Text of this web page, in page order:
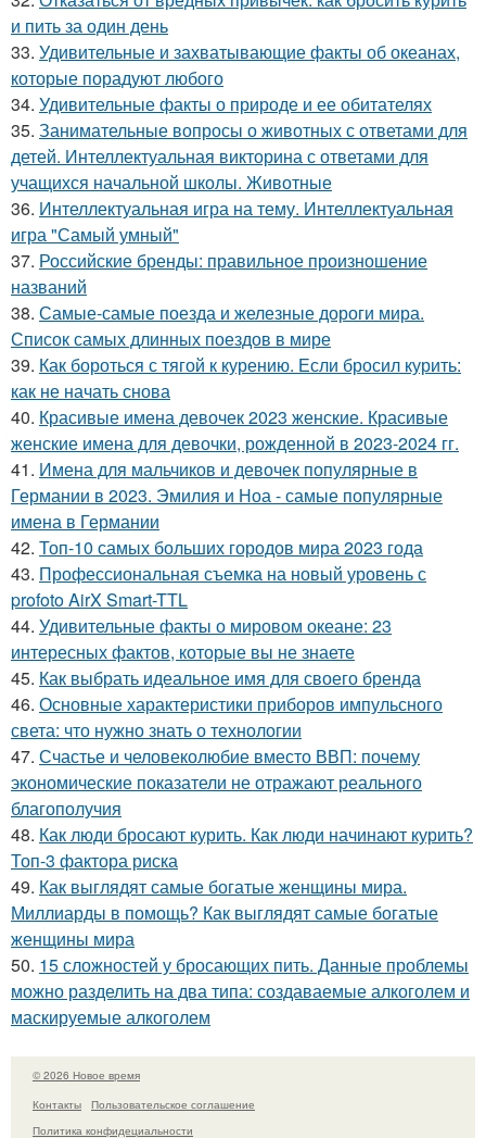
и пить за один день
33. Удивительные и захватывающие факты об океанах,
которые порадуют любого
34. Удивительные факты о природе и ее обитателях
35. Занимательные вопросы о животных с ответами для
детей. Интеллектуальная викторина с ответами для
учащихся начальной школы. Животные
36. Интеллектуальная игра на тему. Интеллектуальная
игра "Самый умный"
37. Российские бренды: правильное произношение
названий
38. Самые-самые поезда и железные дороги мира.
Список самых длинных поездов в мире
39. Как бороться с тягой к курению. Если бросил курить:
как не начать снова
40. Красивые имена девочек 2023 женские. Красивые
женские имена для девочки, рожденной в 2023-2024 гг.
41. Имена для мальчиков и девочек популярные в
Германии в 2023. Эмилия и Ноа - самые популярные
имена в Германии
42. Топ-10 самых больших городов мира 2023 года
43. Профессиональная съемка на новый уровень с
profoto AirX Smart-TTL
44. Удивительные факты о мировом океане: 23
интересных фактов, которые вы не знаете
45. Как выбрать идеальное имя для своего бренда
46. Основные характеристики приборов импульсного
света: что нужно знать о технологии
47. Счастье и человеколюбие вместо ВВП: почему
экономические показатели не отражают реального
благополучия
48. Как люди бросают курить. Как люди начинают курить?
Топ-3 фактора риска
49. Как выглядят самые богатые женщины мира.
Миллиарды в помощь? Как выглядят самые богатые
женщины мира
50. 15 сложностей у бросающих пить. Данные проблемы
можно разделить на два типа: создаваемые алкоголем и
маскируемые алкоголем
© 2026 Новое время
Контакты
Пользовательское соглашение
Политика конфидециальности